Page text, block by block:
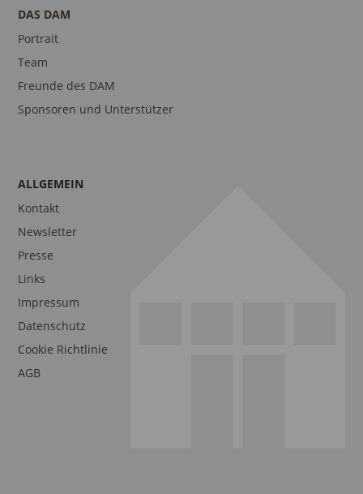
DAS DAM
Portrait
Team
Freunde des DAM
Sponsoren und Unterstützer
ALLGEMEIN
Kontakt
Newsletter
Presse
Links
Impressum
Datenschutz
Cookie Richtlinie
AGB